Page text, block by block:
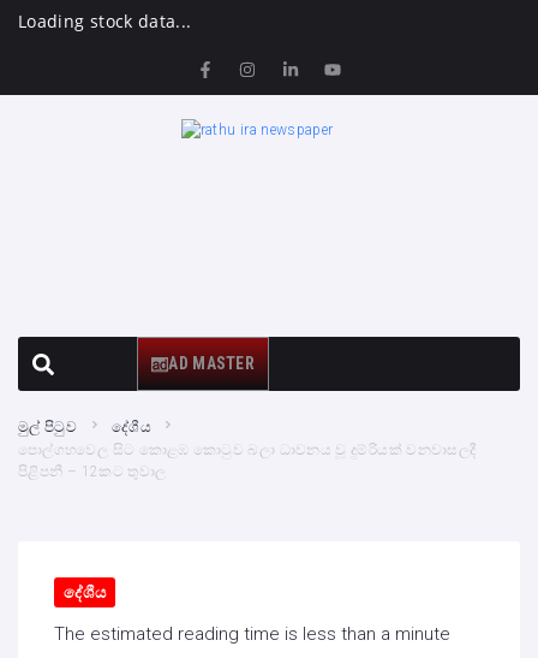
Loading stock data...
AD MASTER
මුල් පිටුව
දේශීය
පොල්ගහවෙල සිට කොළඹ කොටුව බලා ධාවනය වූ දුම්රියක් වනවාසලදී
පිළිපනී – 12කට තුවාල
දේශීය
The estimated reading time is less than a minute